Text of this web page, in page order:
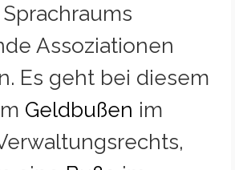
Assoziationen
Es geht bei diesem
Geldbußen im